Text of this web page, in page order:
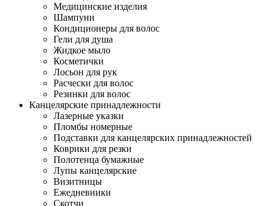
Медицинские изделия
Шампуни
Кондиционеры для волос
Гели для душа
Жидкое мыло
Косметички
Лосьон для рук
Расчески для волос
Резинки для волос
Канцелярские принадлежности
Лазерные указки
Пломбы номерные
Подставки для канцелярских принадлежностей
Коврики для резки
Полотенца бумажные
Лупы канцелярские
Визитницы
Ежедневники
Скотчи